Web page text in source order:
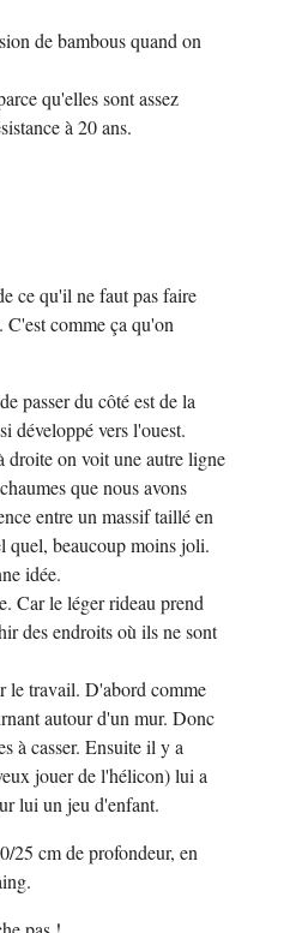
de bambous quand on
qu'elles sont assez
à 20 ans.
ce qu'il ne faut pas faire
C'est comme ça qu'on
passer du côté est de la
développé vers l'ouest.
droite on voit une autre ligne
que nous avons
entre un massif taillé en
quel, beaucoup moins joli.
idée.
Car le léger rideau prend
des endroits où ils ne sont
le travail. D'abord comme
autour d'un mur. Donc
à casser. Ensuite il y a
jouer de l'hélicon) lui a
lui un jeu d'enfant.
25 cm de profondeur, en